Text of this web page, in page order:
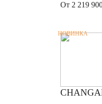
От 2 219
НОВИНКА